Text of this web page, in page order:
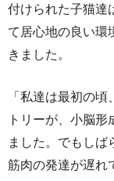
付けられた子猫達
て居心地の良い環
きました。
「私達は最初の
トリーが、小脳
ました。でもしば
筋肉の発達が遅れ